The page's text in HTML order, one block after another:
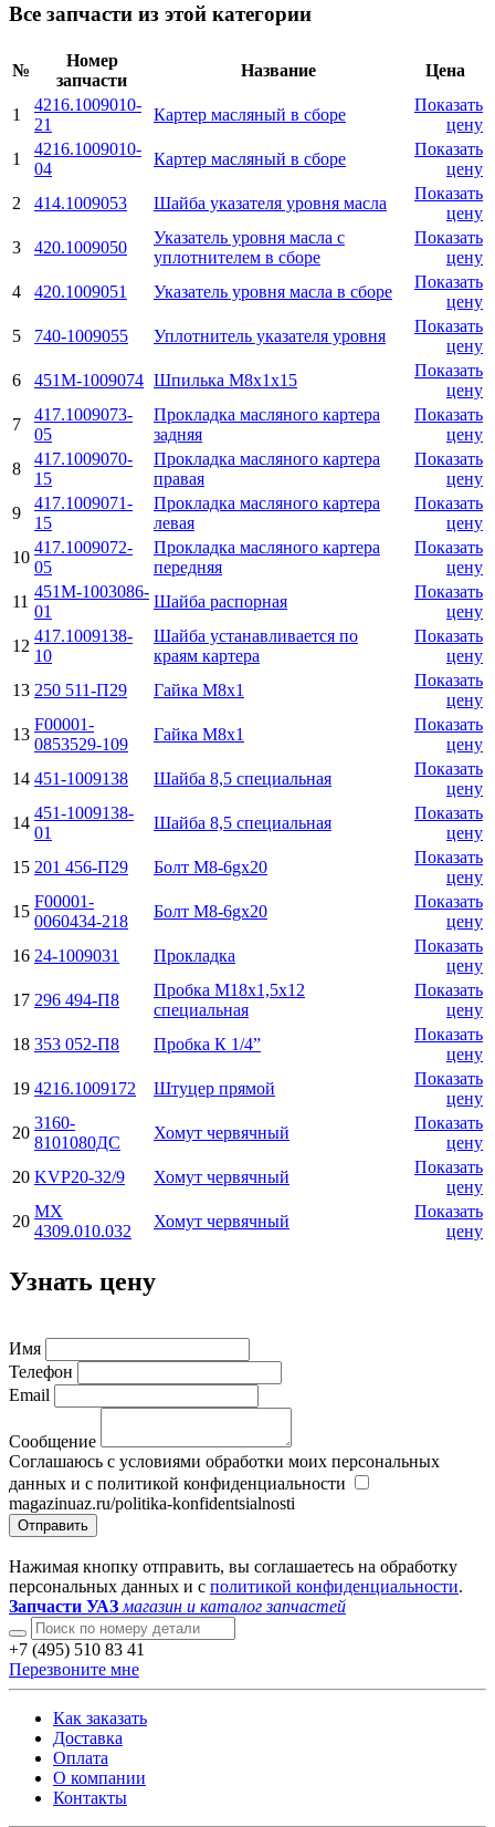
Все запчасти из этой категории
№
Номер
запчасти
Название Цена
1
4216.1009010-
21
Картер масляный в сборе
Показать
цену
1
4216.1009010-
04
Картер масляный в сборе
Показать
цену
2
414.1009053 Шайба указателя уровня масла
Показать
цену
3
420.1009050
Указатель уровня масла с
уплотнителем в сборе
Показать
цену
4
420.1009051 Указатель уровня масла в сборе
Показать
цену
5
740-1009055 Уплотнитель указателя уровня
Показать
цену
6
451М-1009074 Шпилька М8х1х15
Показать
цену
7
417.1009073-
05
Прокладка масляного картера
задняя
Показать
цену
8
417.1009070-
15
Прокладка масляного картера
правая
Показать
цену
9
417.1009071-
15
Прокладка масляного картера
левая
Показать
цену
10
417.1009072-
05
Прокладка масляного картера
передняя
Показать
цену
11
451М-1003086-
01
Шайба распорная
Показать
цену
12
417.1009138-
10
Шайба устанавливается по
краям картера
Показать
цену
13 250 511-П29 Гайка М8х1
Показать
цену
13
F00001-
0853529-109
Гайка М8х1
Показать
цену
14 451-1009138 Шайба 8,5 специальная
Показать
цену
14
451-1009138-
01
Шайба 8,5 специальная
Показать
цену
15 201 456-П29 Болт М8-6gx20
Показать
цену
15
F00001-
0060434-218
Болт М8-6gx20
Показать
цену
16 24-1009031 Прокладка
Показать
цену
17 296 494-П8
Пробка М18х1,5х12
специальная
Показать
цену
18 353 052-П8 Пробка К 1/4”
Показать
цену
19 4216.1009172 Штуцер прямой
Показать
цену
20
3160-
8101080ДС
Хомут червячный
Показать
цену
20 KVP20-32/9 Хомут червячный
Показать
цену
20
МХ
4309.010.032
Хомут червячный
Показать
цену
Узнать цену
Имя
Телефон
Email
Сообщение
Соглашаюсь с условиями обработки моих персональных
данных и с политикой конфиденциальности
magazinuaz.ru/politika-konfidentsialnosti
Отправить
Нажимая кнопку отправить, вы соглашаетесь на обработку
персональных данных и с политикой конфиденциальности.
Запчасти УАЗ магазин и каталог запчастей
+7 (495) 510 83 41
Перезвоните мне
Как заказать
Доставка
Оплата
О компании
Контакты